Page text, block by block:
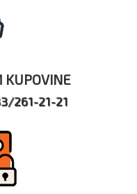
KUPOVINE
261-21-21